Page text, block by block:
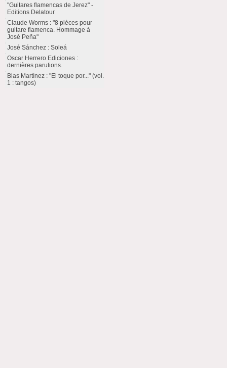
"Guitares flamencas de Jerez" -
Editions Delatour
Claude Worms : "8 pièces pour
guitare flamenca. Hommage à
José Peña"
José Sánchez : Soleá
Oscar Herrero Ediciones :
dernières parutions.
Blas Martínez : "El toque por..." (vol.
1 : tangos)